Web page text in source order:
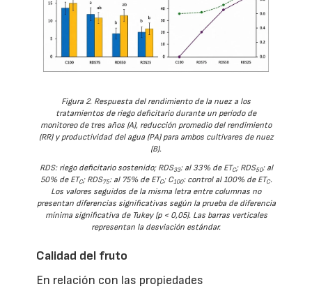
Figura 2. Respuesta del rendimiento de la nuez a los
tratamientos de riego deficitario durante un período de
monitoreo de tres años (A), reducción promedio del rendimiento
(RR) y productividad del agua (PA) para ambos cultivares de nuez
(B).
RDS: riego deficitario sostenido; RDS33: al 33% de ETC; RDS50: al
50% de ETC; RDS75: al 75% de ETC; C100: control al 100% de ETC.
Los valores seguidos de la misma letra entre columnas no
presentan diferencias significativas según la prueba de diferencia
mínima significativa de Tukey (p < 0,05). Las barras verticales
representan la desviación estándar.
Calidad del fruto
En relación con las propiedades